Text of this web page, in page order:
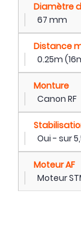
Diamètre
67 mm
Distance
0.25m
Monture
Canon RF
Oui - sur
Moteur AF
Moteur